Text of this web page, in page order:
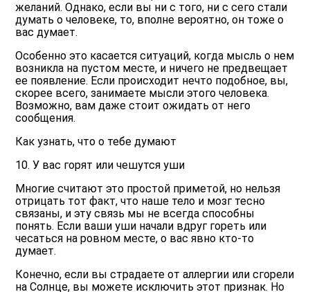
желаний. Однако, если вы ни с того, ни с сего стали
думать о человеке, то, вполне вероятно, он тоже о
вас думает.
Особенно это касается ситуаций, когда мысль о нем
возникла на пустом месте, и ничего не предвещает
ее появление. Если происходит нечто подобное, вы,
скорее всего, занимаете мысли этого человека.
Возможно, вам даже стоит ожидать от него
сообщения.
Как узнать, что о тебе думают
10. У вас горят или чешутся уши
Многие считают это простой приметой, но нельзя
отрицать тот факт, что наше тело и мозг тесно
связаны, и эту связь мы не всегда способны
понять. Если ваши уши начали вдруг гореть или
чесаться на ровном месте, о вас явно кто-то
думает.
Конечно, если вы страдаете от аллергии или сгорели
на Солнце, вы можете исключить этот признак. Но